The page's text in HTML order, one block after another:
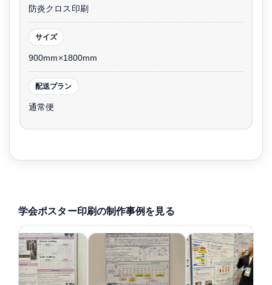
防炎クロス印刷
サイズ
900mm×1800mm
配送プラン
通常便
学会ポスター印刷の制作事例を見る